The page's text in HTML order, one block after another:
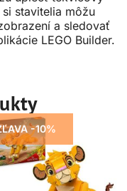
stavitelia môžu
a sledovať
LEGO Builder.
-10%